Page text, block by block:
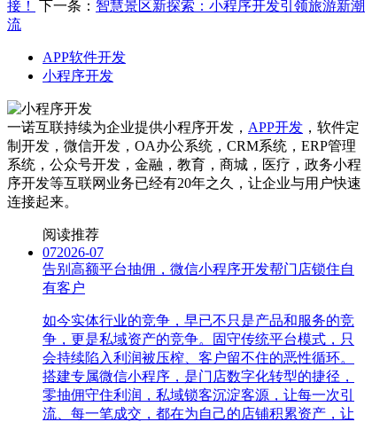
接！ 下一条： 智慧景区新探索：小程序开发引领旅游新潮
流
APP软件开发
小程序开发
一诺互联持续为企业提供小程序开发， APP开发 ，软件定
制开发，微信开发，OA办公系统，CRM系统，ERP管理
系统，公众号开发，金融，教育，商城，医疗，政务小程
序开发等互联网业务已经有20年之久，让企业与用户快速
连接起来。
阅读推荐
072026-07
告别高额平台抽佣，微信小程序开发帮门店锁住自
有客户
如今实体行业的竞争，早已不只是产品和服务的竞
争，更是私域资产的竞争。固守传统平台模式，只
会持续陷入利润被压榨、客户留不住的恶性循环。
搭建专属微信小程序，是门店数字化转型的捷径，
零抽佣守住利润，私域锁客沉淀客源，让每一次引
流、每一笔成交，都在为自己的店铺积累资产，让